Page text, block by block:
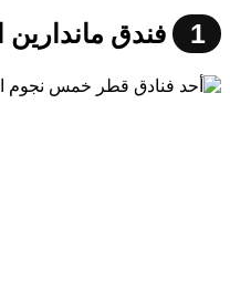
1 فندق ماندارين